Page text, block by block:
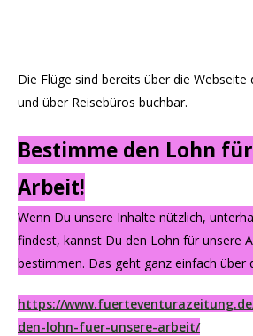
Die Flüge sind bereits über die Webseite
und über Reisebüros buchbar.
Bestimme den Lohn
Arbeit!
Wenn Du unsere Inhalte nützlich,
findest, kannst Du den Lohn für unsere
bestimmen. Das geht ganz einfach über
https://
den-lohn-fuer-unsere-arbeit/